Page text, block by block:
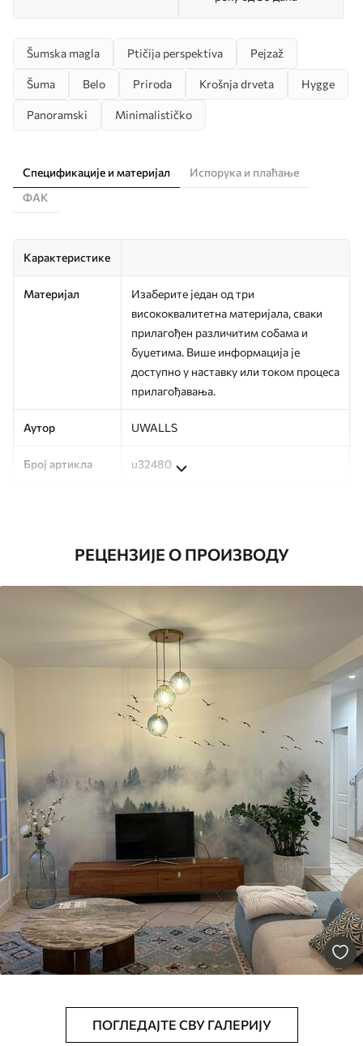
Šumska magla Ptičija perspektiva Pejzaž
Šuma Belo Priroda Krošnja drveta Hygge
Panoramski Minimalističko
Спецификације и материјал
Испорука и плаћање
ФАК
Карактеристике
Материјал
Изаберите један од три
висококвалитетна материјала, сваки
прилагођен различитим собама и
буџетима. Више информација је
доступно у наставку или током процеса
прилагођавања.
Аутор UWALLS
Број артикла u32480
Тапета се може нежно очистити меким
сунђером. Позадине са завршном
обрадом лакова могу се очистити
водом.
Беспрекорна апликација
Доступни материјали
Standard
45.00
Premium
56.6734.00€/m²
Premium Vinil
Peel and Stick
РЕЦЕНЗИЈЕ О ПРОИЗВОДУ
ПОГЛЕДАЈТЕ СВУ ГАЛЕРИЈУ